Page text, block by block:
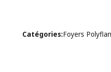
Catégories:Foyers